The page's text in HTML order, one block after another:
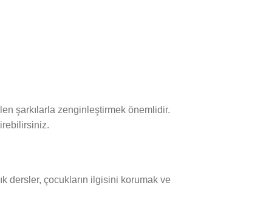
şarkılarla zenginleştirmek önemlidir.
dersler, çocukların ilgisini korumak ve